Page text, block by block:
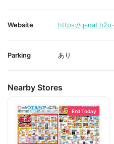
Website https://
Parking あり
Nearby Stores
End Today